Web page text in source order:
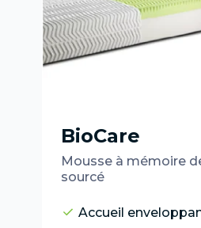
BioCare
Mousse à mémoire
sourcé
Accueil